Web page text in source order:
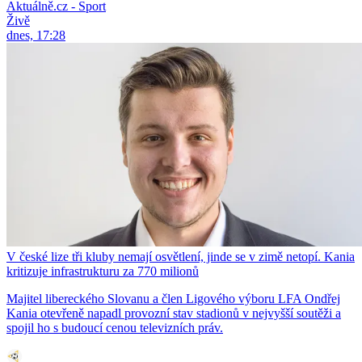
Aktuálně.cz - Sport
Živě
dnes, 17:28
V české lize tři kluby nemají osvětlení, jinde se v zimě netopí. Kania
kritizuje infrastrukturu za 770 milionů
Majitel libereckého Slovanu a člen Ligového výboru LFA Ondřej
Kania otevřeně napadl provozní stav stadionů v nejvyšší soutěži a
spojil ho s budoucí cenou televizních práv.